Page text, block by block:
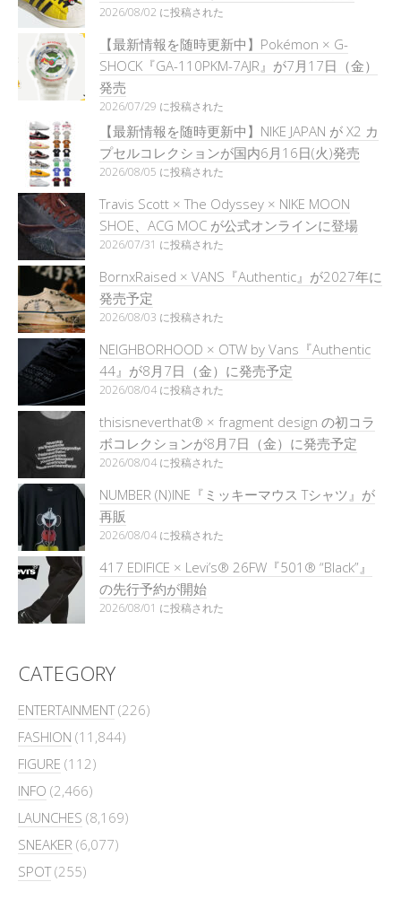
2026/08/02 に投稿された
【最新情報を随時更新中】Pokémon × G-
SHOCK『GA-110PKM-7AJR』が7月17日（金）
発売
2026/07/29 に投稿された
【最新情報を随時更新中】NIKE JAPAN が X2 カ
プセルコレクションが国内6月16日(火)発売
2026/08/05 に投稿された
Travis Scott × The Odyssey × NIKE MOON
SHOE、ACG MOC が公式オンラインに登場
2026/07/31 に投稿された
BornxRaised × VANS『Authentic』が2027年に
発売予定
2026/08/03 に投稿された
NEIGHBORHOOD × OTW by Vans『Authentic
44』が8月7日（金）に発売予定
2026/08/04 に投稿された
thisisneverthat® × fragment design の初コラ
ボコレクションが8月7日（金）に発売予定
2026/08/04 に投稿された
NUMBER (N)INE『ミッキーマウス Tシャツ』が
再販
2026/08/04 に投稿された
417 EDIFICE × Levi’s® 26FW『501®︎ “Black”』
の先行予約が開始
2026/08/01 に投稿された
CATEGORY
ENTERTAINMENT(226)
FASHION (11,844)
FIGURE (112)
INFO (2,466)
LAUNCHES (8,169)
SNEAKER (6,077)
SPOT(255)